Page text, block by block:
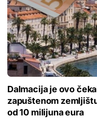
Dalmacija je ovo
zapuštenom
od 10 milijuna eura